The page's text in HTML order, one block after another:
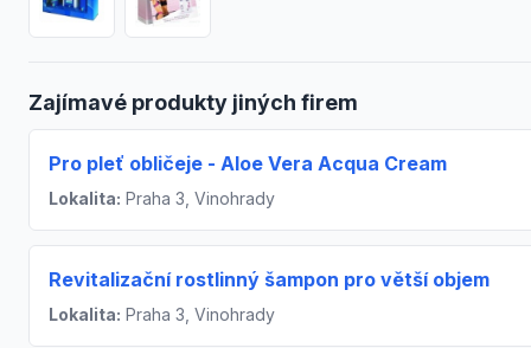
Zajímavé produkty jiných firem
Pro pleť obličeje - Aloe Vera Acqua Cream
Lokalita: Praha 3, Vinohrady
Revitalizační rostlinný šampon pro větší objem
Lokalita: Praha 3, Vinohrady